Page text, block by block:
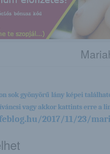
sok gyönyörű lány képei
vagy akkor kattints erre a
2017/11/23/